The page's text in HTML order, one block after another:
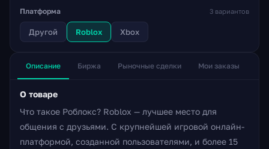
Платформа 3 вариантов
Другой Roblox Xbox
Описание Биржа Рыночные сделки Мои заказы
О товаре
Что такое Роблокс? Roblox — лучшее место для
общения с друзьями. С крупнейшей игровой онлайн-
платформой, созданной пользователями, и более 15